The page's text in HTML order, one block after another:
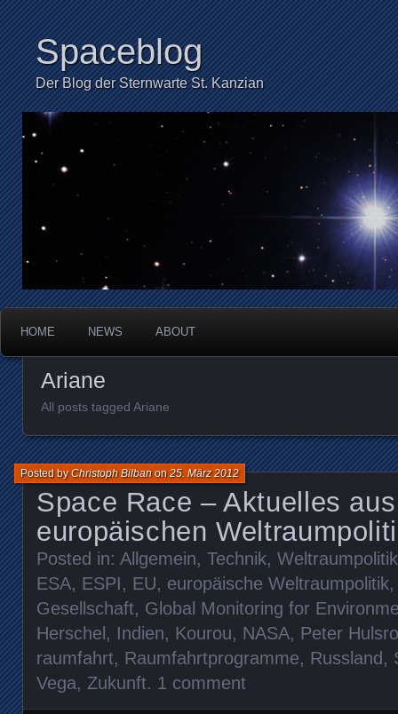
Spaceblog
Der Blog der Sternwarte St. Kanzian
HOME NEWS ABOUT
Ariane
All posts tagged Ariane
Space Race – Aktuelles
europäischen
Posted byChristoph Bilbanon25. März 2012
Posted in: Allgemein, Technik, Weltraumpolitik
ESA, ESPI, EU, europäische Weltraumpolitik
Gesellschaft, Global Monitoring for
Herschel, Indien, Kourou, NASA, Peter
raumfahrt, Raumfahrtprogramme, Russland,
Vega, Zukunft. 1 comment